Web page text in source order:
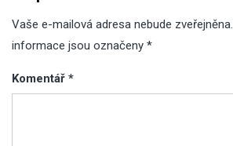
Vaše e-mailová adresa nebude zveřejněna.
informace jsou označeny *
Komentář *